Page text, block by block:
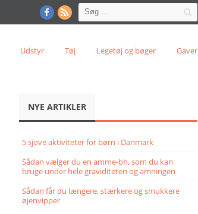
Udstyr Tøj Legetøj og bøger Gaver
NYE ARTIKLER
5 sjove aktiviteter for børn i Danmark
Sådan vælger du en amme-bh, som du kan
bruge under hele graviditeten og amningen
Sådan får du længere, stærkere og smukkere
øjenvipper